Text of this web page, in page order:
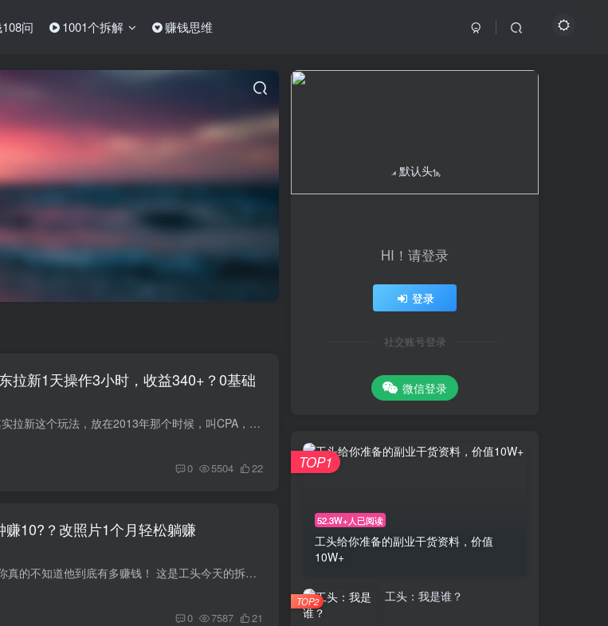
问 1001个拆解 赚钱思维
拉新1天操作3小时，收益340+？0基础
拉新这个项目，前两天不少老铁想知道，其实拉新这个玩法，放在2013年那个时候，叫CPA，说白了就是给那些大厂的软件去推广下载，1个推广下载差不多能有个2~5元之间。 那些牛逼点的软件，价格可能...
0 5504 22
赚10?？改照片1个月轻松躺赚
说真的千万别小看1个不起眼的项目，因为你真的不知道他到底有多赚钱！ 这是工头今天的拆解的，动动手指头3分钟搞10元？1天轻松搞300+？ 相信大家都知道PS，很多人靠改照片1个月就能赚到上万甚至...
0 7587 21
HI！请登录
登录
社交账号登录
微信登录
52.3W+人已阅读
工头给你准备的副业干货资料，价值
10W+
TOP1
工头：我是谁？
TOP2